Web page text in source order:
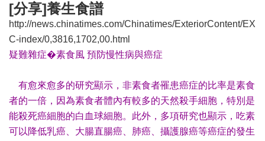
[分享]養生食譜
http://news.chinatimes.com/Chinatimes/ExteriorContent/EX
C-index/0,3816,1702,00.html
疑難雜症�素食風 預防慢性病與癌症
有愈來愈多的研究顯示，非素食者罹患癌症的比率是素食
者的一倍，因為素食者體內有較多的天然殺手細胞，特別是
能殺死癌細胞的白血球細胞。此外，多項研究也顯示，吃素
可以降低乳癌、大腸直腸癌、肺癌、攝護腺癌等癌症的發生